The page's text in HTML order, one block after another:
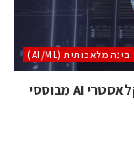
בינה מלאכותית (AI/ML)
AMD ו־DriveNets מציגות ארכיטקטורת רשת לקלאסטרי AI מבוססי